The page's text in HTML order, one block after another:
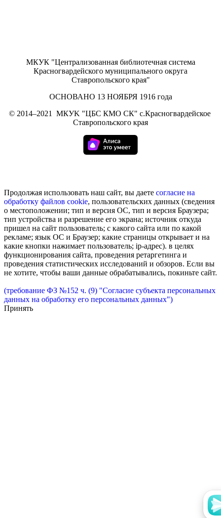
МКУК "Централизованная библиотечная система
Красногвардейского муниципального округа
Ставропольского края"
ОСНОВАНО 13 НОЯБРЯ 1916 года
© 2014–2021
МКУK "ЦБС КМО СК" с.Красногвардейское
Ставропольского края
Продолжая использовать наш сайт, вы даете согласие на
обработку файлов cookie, пользовательских данных (сведения
о местоположении; тип и версия ОС, тип и версия Браузера;
тип устройства и разрешение его экрана; источник откуда
пришел на сайт пользователь; с какого сайта или по какой
рекламе; язык ОС и Браузер; какие страницы открывает и на
какие кнопки нажимает пользователь; ip-адрес). в целях
функционирования сайта, проведения ретаргетинга и
проведения статистических исследований и обзоров. Если вы
не хотите, чтобы ваши данные обрабатывались, покиньте сайт.
(требование ФЗ №152 ч. (9) "Согласие субъекта персональных
данных на обработку его персональных данных")
Принять